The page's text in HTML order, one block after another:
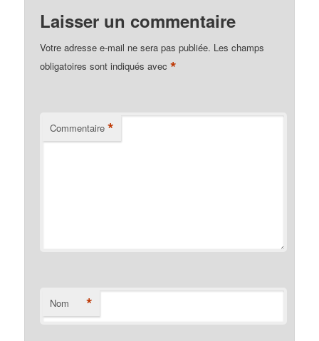
Laisser un commentaire
Votre adresse e-mail ne sera pas publiée. Les champs
obligatoires sont indiqués avec*
Commentaire *
Nom *